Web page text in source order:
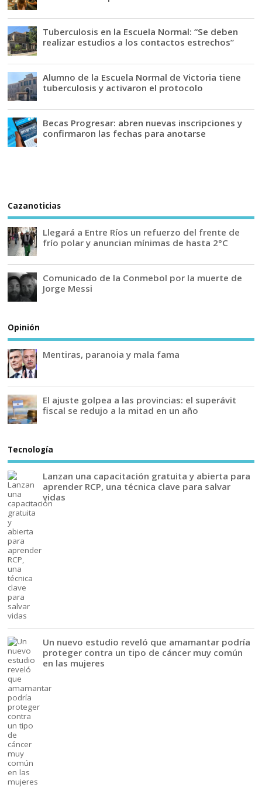
Tuberculosis en la Escuela Normal: “Se deben
realizar estudios a los contactos estrechos”
Alumno de la Escuela Normal de Victoria tiene
tuberculosis y activaron el protocolo
Becas Progresar: abren nuevas inscripciones y
confirmaron las fechas para anotarse
Cazanoticias
Llegará a Entre Ríos un refuerzo del frente de
frío polar y anuncian mínimas de hasta 2°C
Comunicado de la Conmebol por la muerte de
Jorge Messi
Opinión
Mentiras, paranoia y mala fama
El ajuste golpea a las provincias: el superávit
fiscal se redujo a la mitad en un año
Tecnología
Lanzan una capacitación gratuita y abierta para
aprender RCP, una técnica clave para salvar
vidas
Un nuevo estudio reveló que amamantar podría
proteger contra un tipo de cáncer muy común
en las mujeres